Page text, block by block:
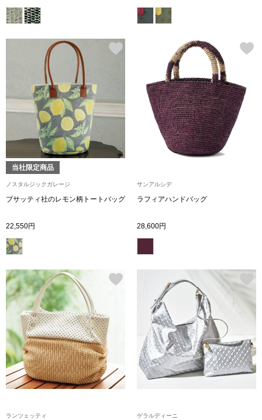
その他
シューズ
スリップオン
レースアップ
サンダル
その他
財布／小物
当社限定商品
ノスタルジックガレージ
ブサッティ社のレモン柄トートバッグ
22,550円
サンアルシデ
ラフィアハンドバッグ
28,600円
ランツェッティ ゲラルディーニ